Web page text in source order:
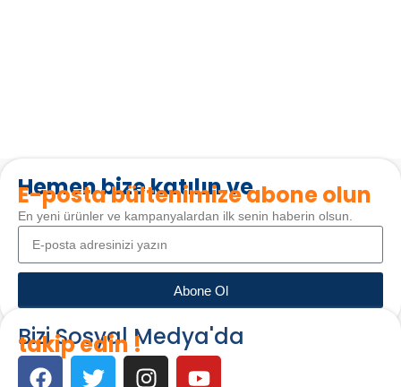
Hemen bize katılın ve
E-posta bültenimize abone olun
En yeni ürünler ve kampanyalardan ilk senin haberin olsun.
Abone Ol
Bizi Sosyal Medya'da
takip edin !